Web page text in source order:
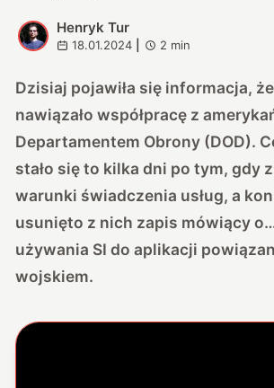
H
Henryk Tur
18.01.2024 2 min
Dzisiaj pojawiła się informacja,
nawiązało współpracę z
Departamentem Obrony (DOD).
stało się to kilka dni po tym, gdy
warunki świadczenia usług, a
usunięto z nich zapis mówiący
używania SI do aplikacji
wojskiem.